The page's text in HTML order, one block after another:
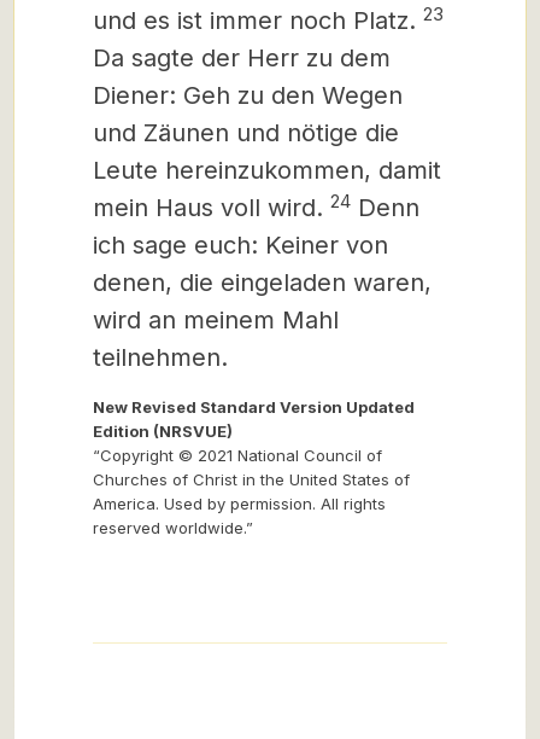
und es ist immer noch Platz. 23
Da sagte der Herr zu dem
Diener: Geh zu den Wegen
und Zäunen und nötige die
Leute hereinzukommen, damit
mein Haus voll wird. 24 Denn
ich sage euch: Keiner von
denen, die eingeladen waren,
wird an meinem Mahl
teilnehmen.
New Revised Standard Version Updated
Edition (NRSVUE)
“Copyright © 2021 National Council of
Churches of Christ in the United States of
America. Used by permission. All rights
reserved worldwide.”